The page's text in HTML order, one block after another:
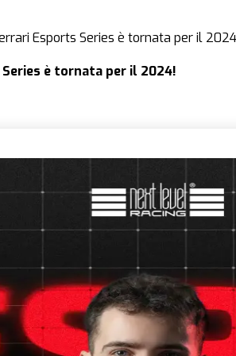
Esports Series è tornata per il
è tornata per il 2024!